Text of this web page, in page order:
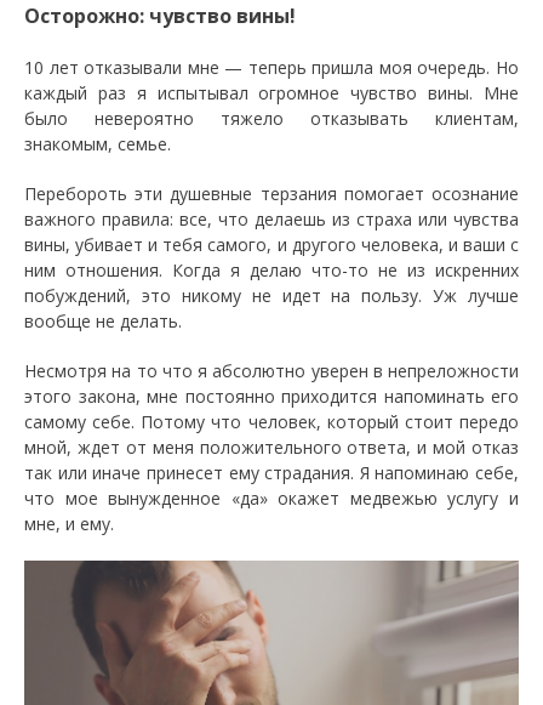
Осторожно: чувство вины!
10 лет отказывали мне — теперь пришла моя очередь. Но
каждый раз я испытывал огромное чувство вины. Мне
было невероятно тяжело отказывать клиентам,
знакомым, семье.
Перебороть эти душевные терзания помогает осознание
важного правила: все, что делаешь из страха или чувства
вины, убивает и тебя самого, и другого человека, и ваши с
ним отношения. Когда я делаю что-то не из искренних
побуждений, это никому не идет на пользу. Уж лучше
вообще не делать.
Несмотря на то что я абсолютно уверен в непреложности
этого закона, мне постоянно приходится напоминать его
самому себе. Потому что человек, который стоит передо
мной, ждет от меня положительного ответа, и мой отказ
так или иначе принесет ему страдания. Я напоминаю себе,
что мое вынужденное «да» окажет медвежью услугу и
мне, и ему.